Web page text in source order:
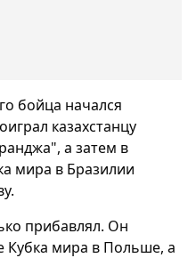
бойца начался
казахстанцу
а затем в
мира в Бразилии
прибавлял. Он
Кубка мира в Польше, а